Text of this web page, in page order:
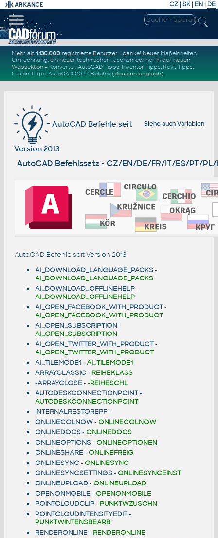
CZ | SK| EN | DE
Mehr als1.130.000 registrierte Benutzer - danke! Neuer Maßeinheiten
Umrechnung, ein neuertechnischer Taschenrechner in der neuen
Websektion – Konverter.AutoCAD Tipps, Inventor Tipps, Revit Tipps,
Fusion Tipps.AutoCAD-2027-Befehle (deutsch-englisch).
Siehe auchVariablen
AutoCAD Befehle seit
Version 2013
AutoCAD Befehlssatz - CZ/EN/DE/FR/IT/ES/PT/PL/
AutoCAD Befehle seit Version 2013:
AI_DOWNLOAD_LANGUAGE_PACKS-
AI_DOWNLOAD_LANGUAGE_PACKS
AI_DOWNLOAD_OFFLINEHELP-
AI_DOWNLOAD_OFFLINEHELP
AI_OPEN_FACEBOOK_WITH_PRODUCT-
AI_OPEN_FACEBOOK_WITH_PRODUCT
AI_OPEN_SUBSCRIPTION-
AI_OPEN_SUBSCRIPTION
AI_OPEN_TWITTER_WITH_PRODUCT-
AI_OPEN_TWITTER_WITH_PRODUCT
AI_TILEMODE1- AI_TILEMODE1
ARRAYCLASSIC- REIHEKLASS
-ARRAYCLOSE- -REIHESCHL
AUTODESKCONNECTIONPOINT-
AUTODESKCONNECTIONPOINT
INTERNALRESTOREPF-
ONLINECOLNOW- ONLINECOLNOW
ONLINEDOCS- ONLINEDOCS
ONLINEOPTIONS- ONLINEOPTIONEN
ONLINESHARE- ONLINEFREIG
ONLINESYNC- ONLINESYNC
ONLINESYNCSETTINGS- ONLINESYNCEINST
ONLINEUPLOAD- ONLINEUPLOAD
OPENONMOBILE- OPENONMOBILE
POINTCLOUDCLIP- PUNKTWZUSCHN
POINTCLOUDINTENSITYEDIT-
PUNKTWINTENSBEARB
RENDERONLINE- RENDERONLINE